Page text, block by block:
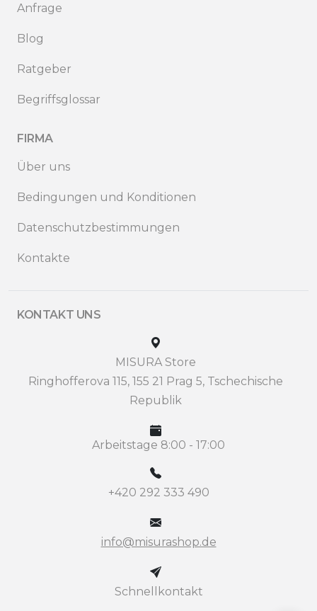
Anfrage
Blog
Ratgeber
Begriffsglossar
FIRMA
Über uns
Bedingungen und Konditionen
Datenschutzbestimmungen
Kontakte
KONTAKT UNS
MISURA Store
Ringhofferova 115, 155 21 Prag 5, Tschechische
Republik
Arbeitstage 8:00 - 17:00
+420 292 333 490
info@misurashop.de
Schnellkontakt